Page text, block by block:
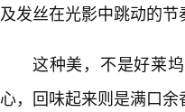
及发丝在光影中跳动的节
这种美，不是好莱
心，回味起来则是满口余